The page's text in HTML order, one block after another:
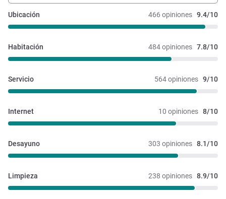
466 opiniones 9.4/10
Ubicación
484 opiniones 7.8/10
Habitación
564 opiniones 9/10
Servicio
10 opiniones 8/10
Internet
303 opiniones 8.1/10
Desayuno
238 opiniones 8.9/10
Limpieza